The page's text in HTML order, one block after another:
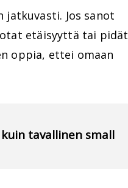
jatkuvasti. Jos sanot
etäisyyttä tai pidät
oppia, ettei omaan
tavallinen small